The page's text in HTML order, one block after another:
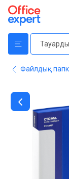
Файлдық